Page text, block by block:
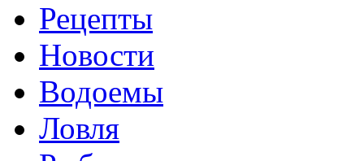
Рецепты
Новости
Водоемы
Ловля